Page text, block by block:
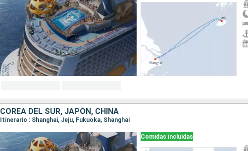
COREA DEL SUR, JAPÓN, CHINA
Itinerario : Shanghai, Jeju, Fukuoka, Shanghai
Comidas incluidas